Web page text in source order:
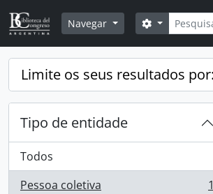
Skip to main content
Navegar
Opções de
Limite os seus resultados por:
Tipo de entidade
Todos
Pessoa coletiva
1